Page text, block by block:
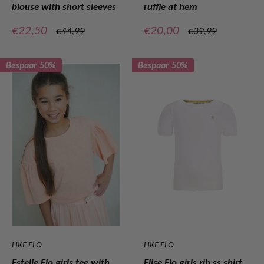
blouse with short sleeves
Verkoopprijs
€22,50
Normale
€44,99
ruffle at hem
Verkoopprijs
€20,00
Normale
€39,99
Bespaar 50%
LIKE FLO
Bespaar 50%
LIKE FLO